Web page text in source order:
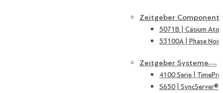
Zeitgeber
5071B | Cäsium
53100A | Phase
Zeitgeber Systeme
4100 Serie |
S650 | SyncServer®